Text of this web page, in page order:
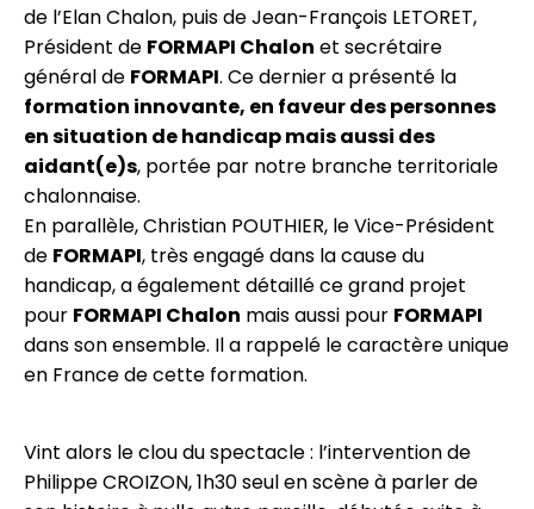
de l’Elan Chalon, puis de Jean-François LETORET,
Président de FORMAPI Chalon et secrétaire
général de FORMAPI. Ce dernier a présenté la
formation innovante, en faveur des personnes
en situation de handicap mais aussi des
aidant(e)s, portée par notre branche territoriale
chalonnaise.
En parallèle, Christian POUTHIER, le Vice-Président
de FORMAPI, très engagé dans la cause du
handicap, a également détaillé ce grand projet
pour FORMAPI Chalon mais aussi pour FORMAPI
dans son ensemble. Il a rappelé le caractère unique
en France de cette formation.
Vint alors le clou du spectacle : l’intervention de
Philippe CROIZON, 1h30 seul en scène à parler de